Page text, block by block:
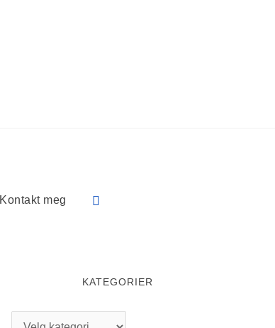
Kontakt meg Søk
KATEGORIER